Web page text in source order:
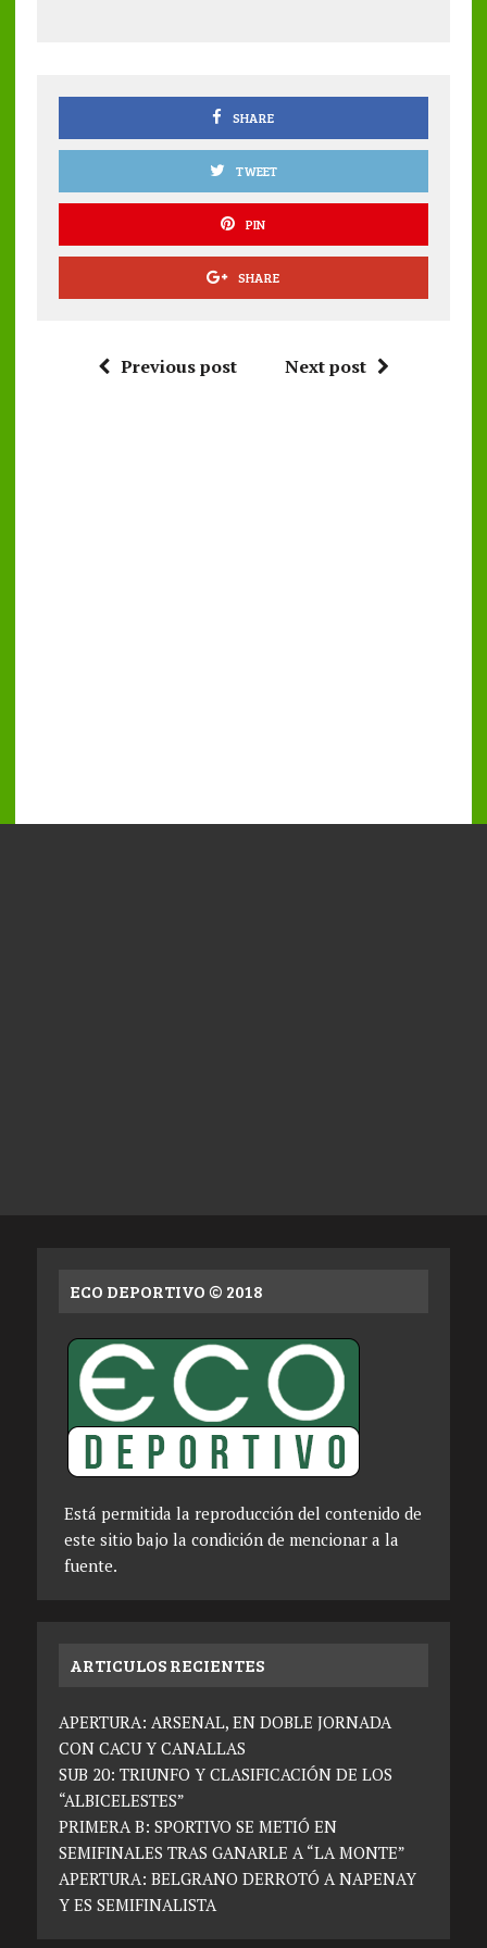
k p SHARE
TWEET
PIN
SHARE
Previous post Next post
ECO DEPORTIVO © 2018
Está permitida la reproducción del contenido de
este sitio bajo la condición de mencionar a la
fuente.
ARTICULOS RECIENTES
APERTURA: ARSENAL, EN DOBLE JORNADA
CON CACU Y CANALLAS
SUB 20: TRIUNFO Y CLASIFICACIÓN DE LOS
“ALBICELESTES”
PRIMERA B: SPORTIVO SE METIÓ EN
SEMIFINALES TRAS GANARLE A “LA MONTE”
APERTURA: BELGRANO DERROTÓ A NAPENAY
Y ES SEMIFINALISTA